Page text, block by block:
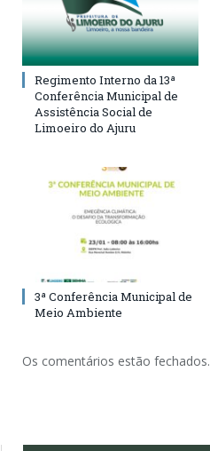
Regimento Interno da 13ª
Conferência Municipal de
Assistência Social de
Limoeiro do Ajuru
3ª Conferência Municipal de
Meio Ambiente
Os comentários estão fechados.